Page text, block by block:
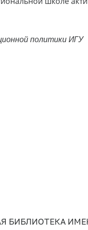
политики ИГУ
БИБЛИОТЕКА